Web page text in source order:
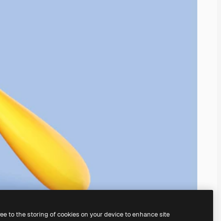
to the storing of cookies on your device to enhance site